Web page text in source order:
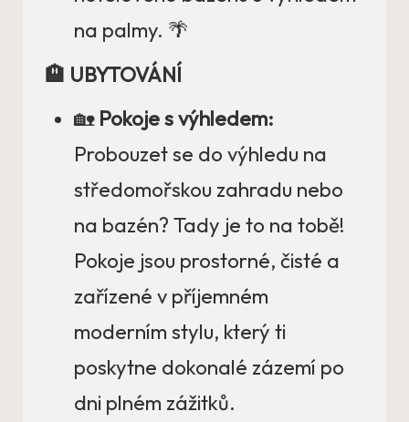
na palmy. 🌴
🏨 UBYTOVÁNÍ
🏡 Pokoje s výhledem:
Probouzet se do výhledu na
středomořskou zahradu nebo
na bazén? Tady je to na tobě!
Pokoje jsou prostorné, čisté a
zařízené v příjemném
moderním stylu, který ti
poskytne dokonalé zázemí po
dni plném zážitků.